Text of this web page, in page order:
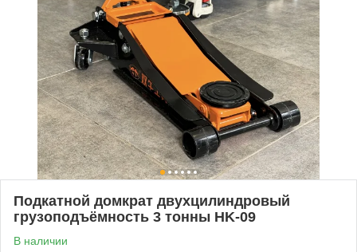
Подкатной домкрат двухцилиндровый
грузоподъёмность 3 тонны HK-09
В наличии